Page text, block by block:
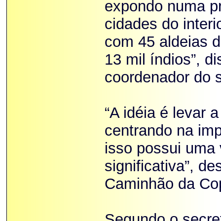
expondo numa
cidades do
com 45 aldeias
13 mil índios”,
coordenador do
“A idéia é levar
centrando na
isso possui uma
significativa”,
Caminhão da